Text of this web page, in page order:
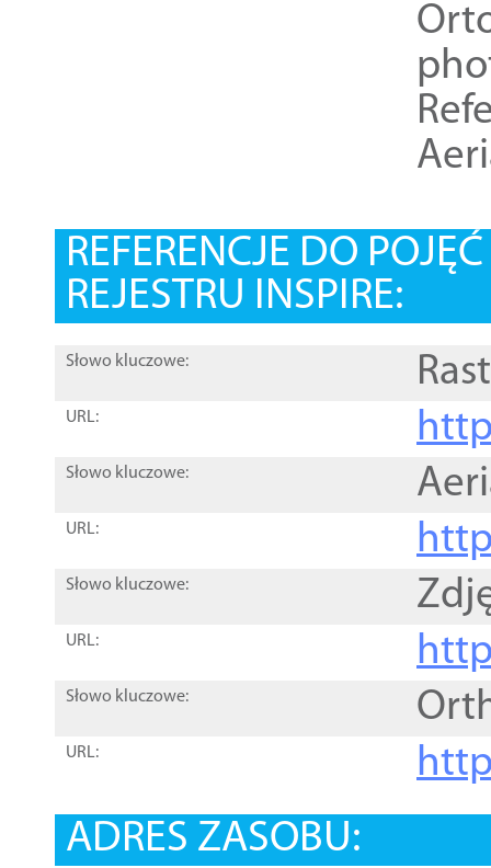
REFERENCJE DO
REJESTRU INSPIRE:
Słowo kluczowe:
URL:
Słowo kluczowe:
URL:
Słowo kluczowe:
URL:
Słowo kluczowe:
URL:
ADRES ZASOBU: